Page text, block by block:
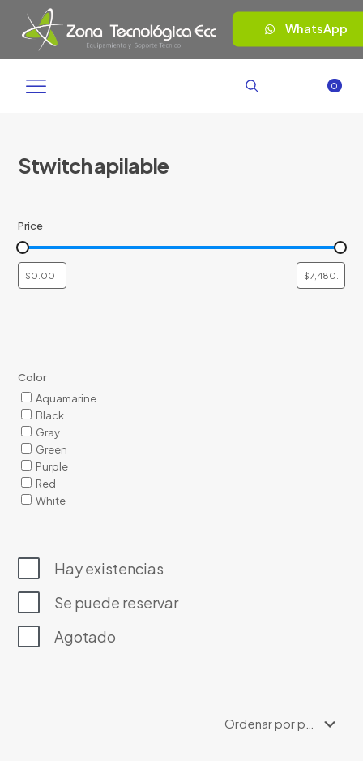
WhatsApp
0
Stwitch apilable
Price
Color
Aquamarine
Black
Gray
Green
Purple
Red
White
Hay existencias
Se puede reservar
Agotado